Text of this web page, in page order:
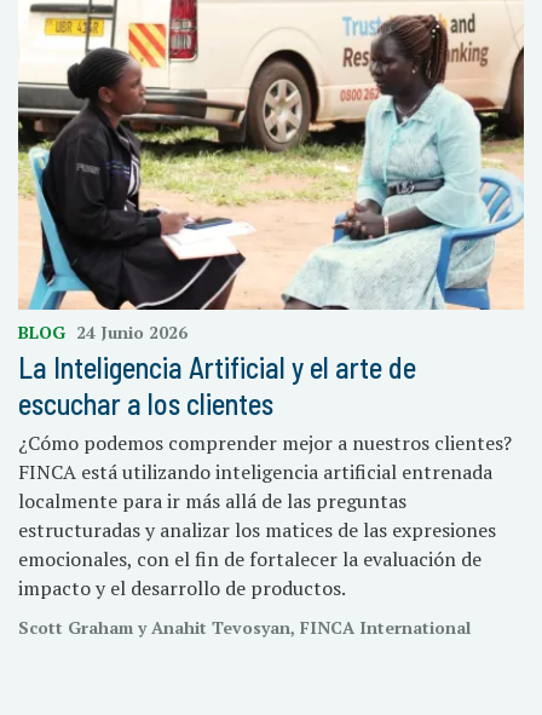
BLOG 24 Junio 2026
La Inteligencia Artificial y el arte de
escuchar a los clientes
¿Cómo podemos comprender mejor a nuestros clientes?
FINCA está utilizando inteligencia artificial entrenada
localmente para ir más allá de las preguntas
estructuradas y analizar los matices de las expresiones
emocionales, con el fin de fortalecer la evaluación de
impacto y el desarrollo de productos.
Scott Graham y Anahit Tevosyan, FINCA International